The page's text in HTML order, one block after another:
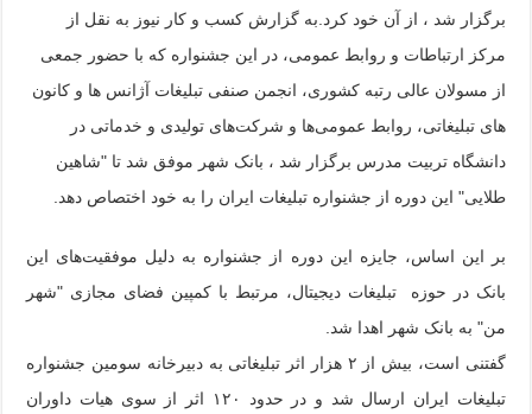
برگزار شد ، از آن خود کرد.به گزارش کسب و کار نیوز به نقل از
مرکز ارتباطات و روابط عمومی، در این جشنواره که با حضور جمعی
از مسولان عالی رتبه کشوری، انجمن صنفی تبلیغات آژانس ها و کانون
های تبلیغاتی، روابط عمومی‌ها و شرکت‌های تولیدی و خدماتی در
دانشگاه تربیت مدرس برگزار شد ، بانک شهر موفق شد تا "شاهین
طلایی" این دوره از جشنواره تبلیغات ایران را به خود اختصاص دهد.
بر این اساس، جایزه این دوره از جشنواره به دلیل موفقیت‌های این
بانک در حوزه تبلیغات دیجیتال، مرتبط با کمپین فضای مجازی "شهر
من" به بانک شهر اهدا شد.
گفتنی است، بیش از ۲ هزار اثر تبلیغاتی به دبیرخانه سومین جشنواره
تبلیغات ایران ارسال شد و در حدود ۱۲۰ اثر از سوی هیات داوران